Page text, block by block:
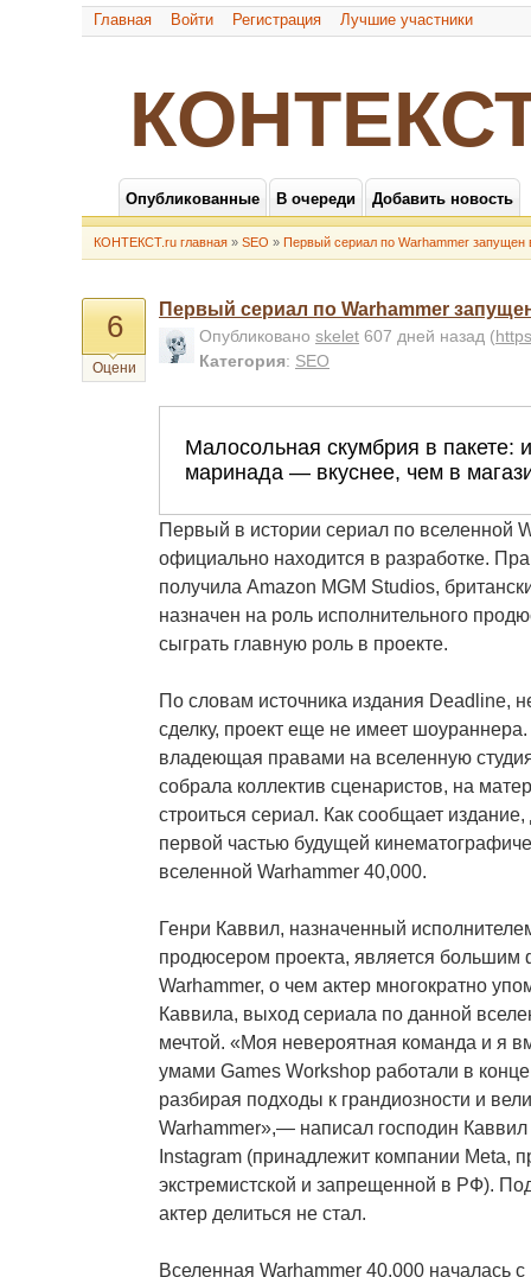
Главная Войти Регистрация Лучшие участники
Опубликованные В очереди Добавить новость
КОНТЕКСТ.ru главная » SEO » Первый сериал по Warhammer запущен
6
Оцени
Первый сериал по Warhammer
Опубликовано skelet 607 дней назад (
Категория: SEO
Первый в истории сериал по вселенной
официально находится в разработке.
получила Amazon MGM Studios,
назначен на роль исполнительного
сыграть главную роль в проекте.
По словам источника издания Deadline,
сделку, проект еще не имеет
владеющая правами на вселенную
собрала коллектив сценаристов, на
строиться сериал. Как сообщает
первой частью будущей
вселенной Warhammer 40,000.
Генри Каввил, назначенный
продюсером проекта, является большим
Warhammer, о чем актер многократно
Каввила, выход сериала по данной
мечтой. «Моя невероятная команда и я
умами Games Workshop работали в
разбирая подходы к грандиозности и
Warhammer»,— написал господин
Instagram (принадлежит компании Meta,
экстремистской и запрещенной в РФ).
актер делиться не стал.
Вселенная Warhammer 40,000 началась с